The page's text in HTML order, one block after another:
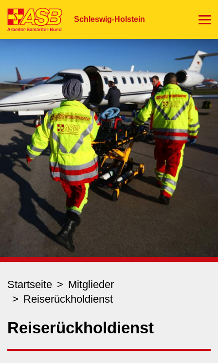
zum
Schleswig-Holstein
Startseite
Mitglieder
Reiserückholdienst
Reiserückholdienst